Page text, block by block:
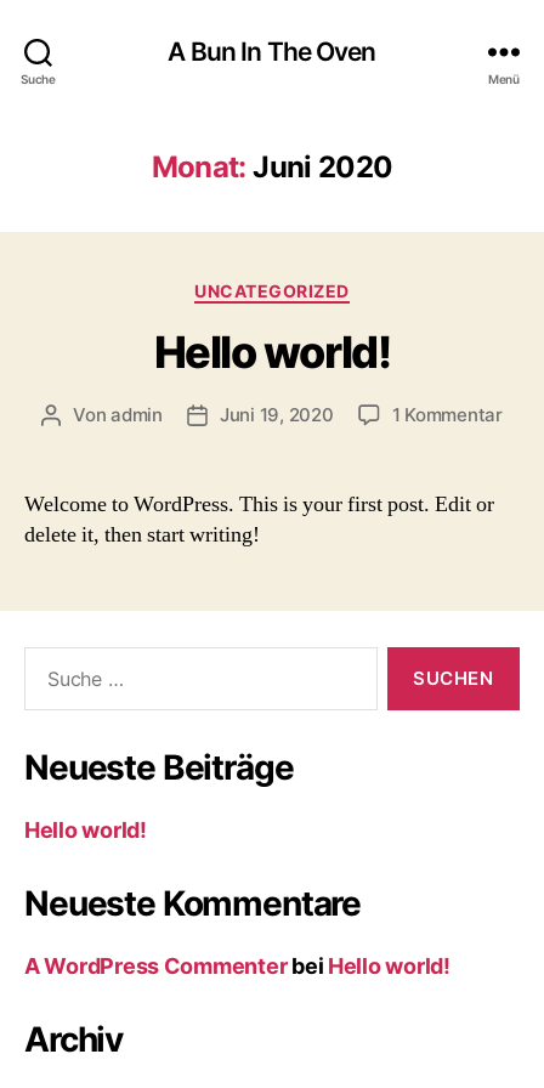
Suche
A Bun In The Oven
Menü
Monat: Juni 2020
Kategorien
UNCATEGORIZED
Hello world!
Beitragsautor
Vonadmin Beitragsdatum
Juni 19, 2020 1 Kommentarzu
Welcome to WordPress. This is your first post. Edit or
delete it, then start writing!
nach:
Neueste Beiträge
Hello world!
Neueste Kommentare
A WordPress Commenterbei Hello world!
Archiv